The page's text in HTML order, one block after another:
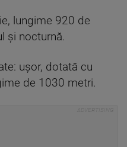
lungime 920 de
și nocturnă.
ușor, dotată cu
de 1030 metri.